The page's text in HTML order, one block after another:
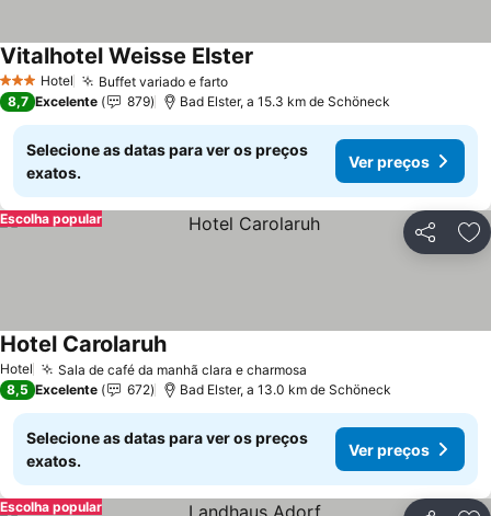
3 EstrelasHotel Buffet variado e fartoVer preços
Vitalhotel Weisse Elster
8,7 Excelente 879 Bad Elster, a 15.3 km de Schöneck
Selecione as datas para ver os preços
exatos.
Ver preços
Partilhar
Escolha popular
Hotel Sala de café da manhã clara e charmosa
Hotel CarolaruhVer preços
8,5 Excelente 672 Bad Elster, a 13.0 km de Schöneck
Selecione as datas para ver os preços
exatos.
Ver preços
Escolha popular